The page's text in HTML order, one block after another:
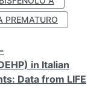
PREMATURO
in Italian
Data from LIFE